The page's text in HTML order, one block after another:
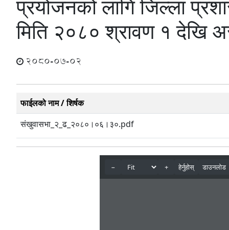
प्रयोजनको लागि जिल्ला
मिति २०८० श्रावण १ देखि
2080-07-02
फाईलको नाम / शिर्षक
संखुवासभा_२_ढ_२०८०।०६।३०.pdf